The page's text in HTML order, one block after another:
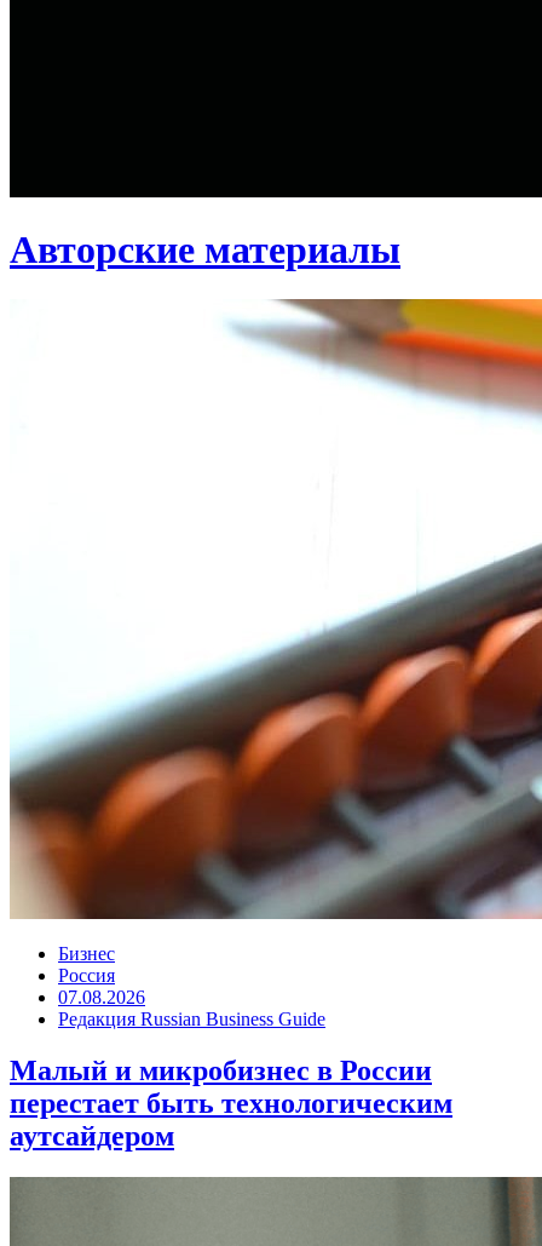
Авторские материалы
Бизнес
Россия
07.08.2026
Редакция Russian Business Guide
Малый и микробизнес в России
перестает быть технологическим
аутсайдером